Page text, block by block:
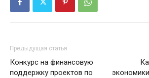
Предыдущая статья
Конкурс на финансовую
поддержку проектов по